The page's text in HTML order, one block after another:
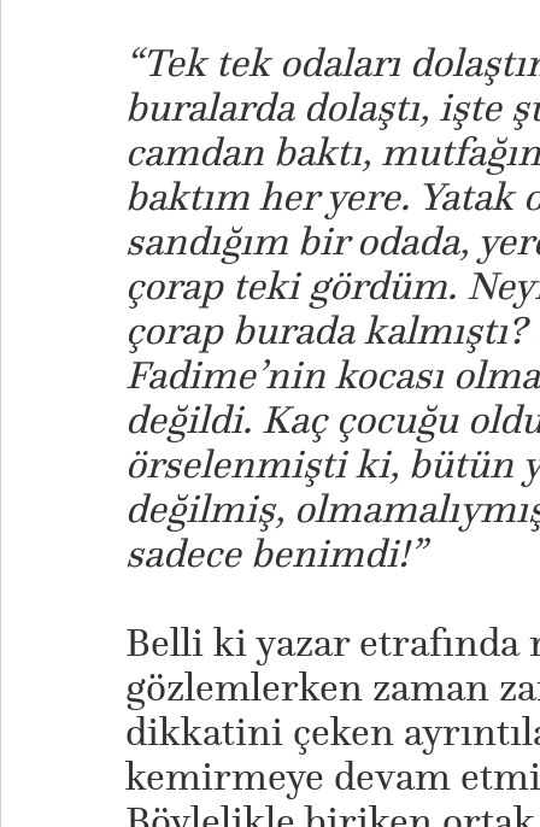
“Tek tek odaları
buralarda dolaştı, işte
camdan baktı,
baktım her yere. Yatak
sandığım bir odada,
çorap teki gördüm.
çorap burada
Fadime’nin kocası
değildi. Kaç çocuğu
örselenmişti ki, bütün
değilmiş,
sadece benimdi!”
Belli ki yazar etrafında
gözlemlerken zaman
dikkatini çeken
kemirmeye devam